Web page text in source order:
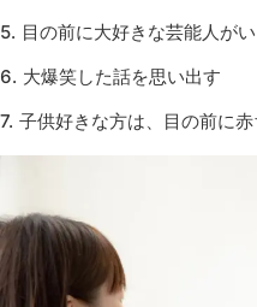
目の前に大好きな芸能人が
大爆笑した話を思い出す
子供好きな方は、目の前に